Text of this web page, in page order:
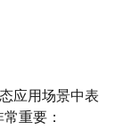
应用场景中表
重要：